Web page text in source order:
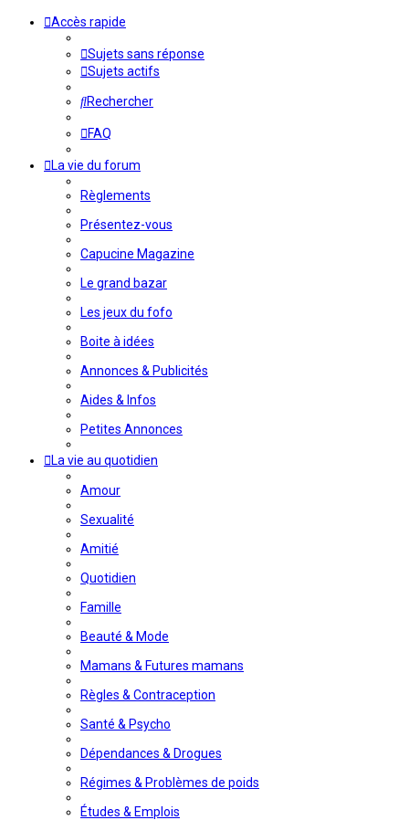
Accès rapide
Sujets sans réponse
Sujets actifs
Rechercher
FAQ
La vie du forum
Règlements
Présentez-vous
Capucine Magazine
Le grand bazar
Les jeux du fofo
Boite à idées
Annonces & Publicités
Aides & Infos
Petites Annonces
La vie au quotidien
Amour
Sexualité
Amitié
Quotidien
Famille
Beauté & Mode
Mamans & Futures mamans
Règles & Contraception
Santé & Psycho
Dépendances & Drogues
Régimes & Problèmes de poids
Études & Emplois